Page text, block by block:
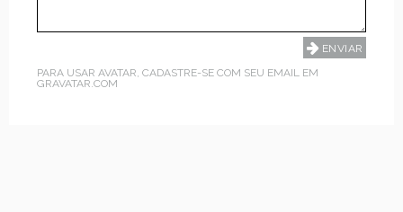
PARA USAR AVATAR, CADASTRE-SE COM SEU EMAIL EM
GRAVATAR.COM